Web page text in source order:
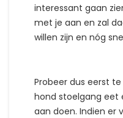
interessant gaan
met je aan en zal
willen zijn en nóg
Probeer dus eerst
hond stoelgang eet
aan doen. Indien er